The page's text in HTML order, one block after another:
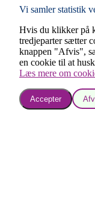
Vi samler statistik
Hvis du klikker på
tredjeparter sætter
knappen "Afvis",
en cookie til at
Læs mere om
Accepter